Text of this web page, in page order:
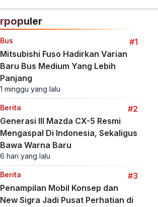
Bus
#1
Mitsubishi Fuso Hadirkan Varian
Baru Bus Medium Yang Lebih
Panjang
1 minggu yang lalu
Berita
#2
Generasi III Mazda CX-5 Resmi
Mengaspal Di Indonesia, Sekaligus
Bawa Warna Baru
6 hari yang lalu
Berita
#3
Penampilan Mobil Konsep dan
New Sigra Jadi Pusat Perhatian di